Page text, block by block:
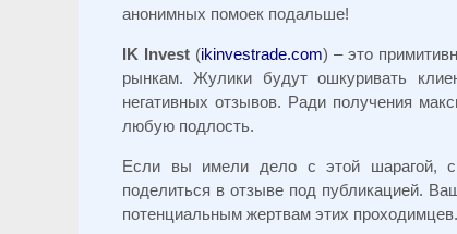
анонимных помоек подальше!
IK Invest(ikinvestrade.com) – это
рынкам. Жулики будут ошкуривать
негативных отзывов. Ради получения
любую подлость.
Если вы имели дело с этой шарагой,
поделиться в отзыве под публикацией.
потенциальным жертвам этих проходимцев.